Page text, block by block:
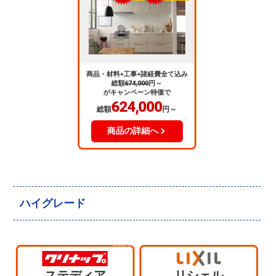
商品・材料+工事+諸経費全て込み
総額674,000円～
がキャンペーン特価で
総額624,000円～
商品の詳細へ
ハイグレード